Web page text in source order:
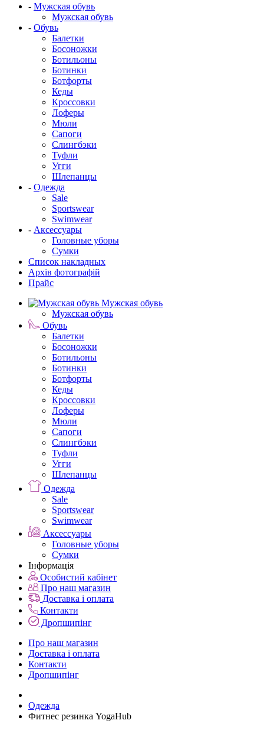
- Мужская обувь
Мужская обувь
- Обувь
Балетки
Босоножки
Ботильоны
Ботинки
Ботфорты
Кеды
Кроссовки
Лоферы
Мюли
Сапоги
Слингбэки
Туфли
Угги
Шлепанцы
- Одежда
Sale
Sportswear
Swimwear
- Аксессуары
Головные уборы
Сумки
Список накладных
Архів фотографій
Прайс
Мужская обувь
Мужская обувь
Обувь
Балетки
Босоножки
Ботильоны
Ботинки
Ботфорты
Кеды
Кроссовки
Лоферы
Мюли
Сапоги
Слингбэки
Туфли
Угги
Шлепанцы
Одежда
Sale
Sportswear
Swimwear
Аксессуары
Головные уборы
Сумки
Інформація
Особистий кабінет
Про наш магазин
Доставка і оплата
Контакти
Дропшипінг
Про наш магазин
Доставка і оплата
Контакти
Дропшипінг
Одежда
Фитнес резинка YogaHub